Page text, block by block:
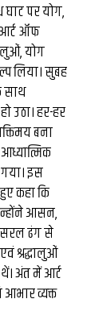
घाट पर योग,
आर्ट ऑफ
योग
लिया। सुबह
साथ
उठा। हर-हर
बना
इस
कहा कि
आसन,
सरल ढंग से
श्रद्धालुओं
अंत में आर्ट
आभार व्यक्त
घंटे की
लाख की
बने देश